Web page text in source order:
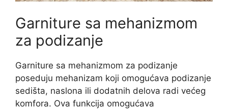
Garniture sa mehanizmom
za podizanje
Garniture sa mehanizmom za podizanje
poseduju mehanizam koji omogućava podizanje
sedišta, naslona ili dodatnih delova radi većeg
komfora. Ova funkcija omogućava